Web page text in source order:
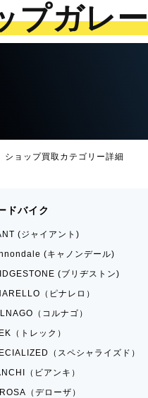
プガレ
ショップ買取カテゴリー詳細
ドバイク
(ジャイアント)
(キャノンデール)
(ブリヂストン)
（ピナレロ）
（コルナゴ）
（トレック）
（スペシャライズド）
（ビアンキ）
（デローザ）